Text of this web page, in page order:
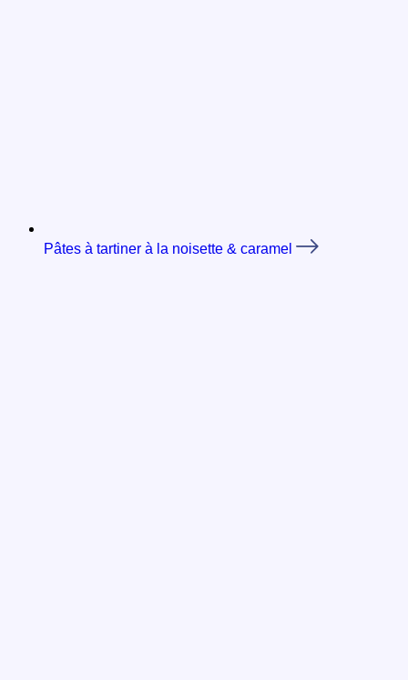
Pâtes à tartiner à la noisette & caramel